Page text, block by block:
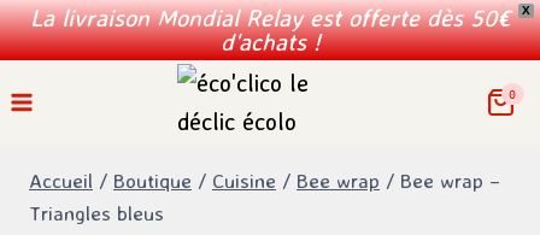
X
La livraison Mondial Relay est offerte dès 50€
d'achats !
au
0
Accueil / Boutique / Cuisine / Bee wrap / Bee wrap –
Triangles bleus